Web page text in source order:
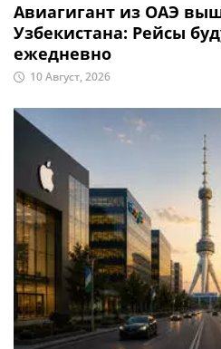
Авиагигант из ОАЭ
Узбекистана: Рейсы
ежедневно
10 Август, 2026